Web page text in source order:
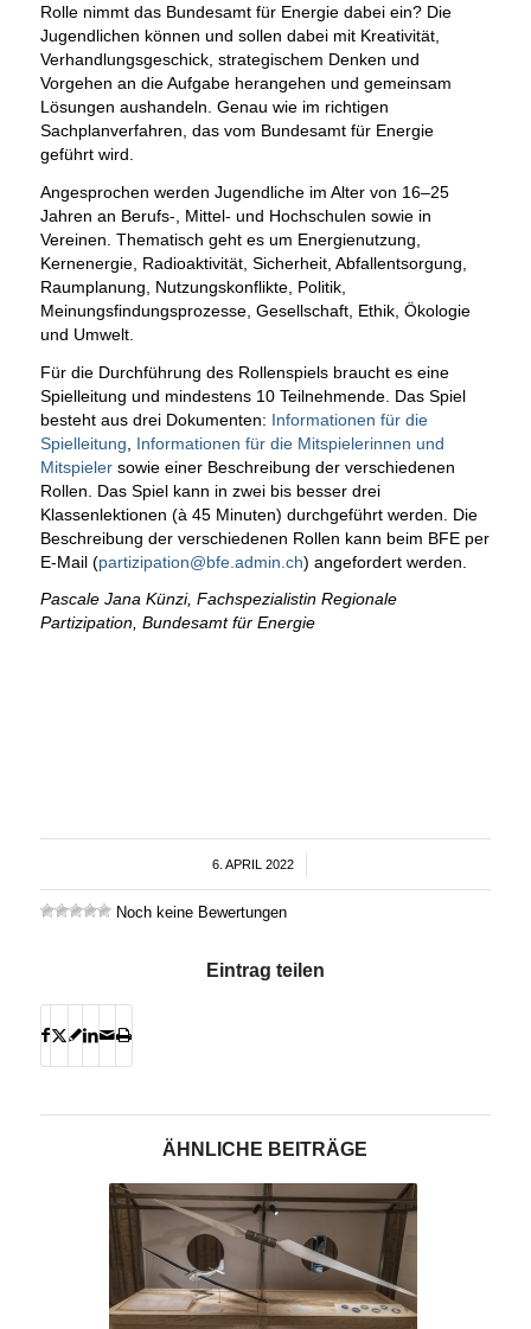
Rolle nimmt das Bundesamt für Energie dabei ein? Die
Jugendlichen können und sollen dabei mit Kreativität,
Verhandlungsgeschick, strategischem Denken und
Vorgehen an die Aufgabe herangehen und gemeinsam
Lösungen aushandeln. Genau wie im richtigen
Sachplanverfahren, das vom Bundesamt für Energie
geführt wird.
Angesprochen werden Jugendliche im Alter von 16–25
Jahren an Berufs-, Mittel- und Hochschulen sowie in
Vereinen. Thematisch geht es um Energienutzung,
Kernenergie, Radioaktivität, Sicherheit, Abfallentsorgung,
Raumplanung, Nutzungskonflikte, Politik,
Meinungsfindungsprozesse, Gesellschaft, Ethik, Ökologie
und Umwelt.
Für die Durchführung des Rollenspiels braucht es eine
Spielleitung und mindestens 10 Teilnehmende. Das Spiel
besteht aus drei Dokumenten: Informationen für die
Spielleitung
Informationen für die Mitspielerinnen und
Mitspielersowie einer Beschreibung der verschiedenen
Rollen. Das Spiel kann in zwei bis besser drei
Klassenlektionen (à 45 Minuten) durchgeführt werden. Die
Beschreibung der verschiedenen Rollen kann beim BFE per
E-Mail (partizipation@bfe.admin.ch) angefordert werden.
Pascale Jana Künzi, Fachspezialistin Regionale
Partizipation, Bundesamt für Energie
6. APRIL 2022
/
Noch keine Bewertungen
Eintrag teilen
ÄHNLICHE BEITRÄGE